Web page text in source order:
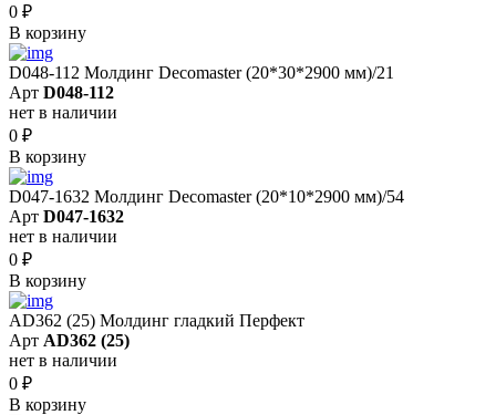
0 ₽
В корзину
D048-112 Молдинг Decomaster (20*30*2900 мм)/21
Арт D048-112
нет в наличии
0 ₽
В корзину
D047-1632 Молдинг Decomaster (20*10*2900 мм)/54
Арт D047-1632
нет в наличии
0 ₽
В корзину
AD362 (25) Молдинг гладкий Перфект
Арт AD362 (25)
нет в наличии
0 ₽
В корзину